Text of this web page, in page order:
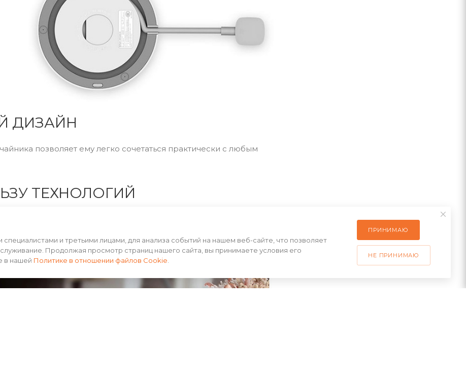
ДИЗАЙН
позволяет ему легко сочетаться практически с любым
ТЕХНОЛОГИЙ
циркуляцию крови, помогает уменьшить спазмы и боли.
и третьими лицами, для анализа событий на нашем веб-сайте, что позволяет
Продолжая просмотр страниц нашего сайта, вы принимаете условия его
в нашей Политике в отношении файлов Cookie
ПРИНИМАЮ
НЕ ПРИНИМАЮ